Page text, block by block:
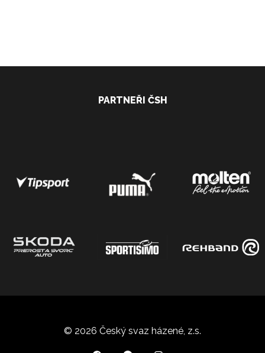
PARTNEŘI ČSH
© 2026 Český svaz házené, z.s.